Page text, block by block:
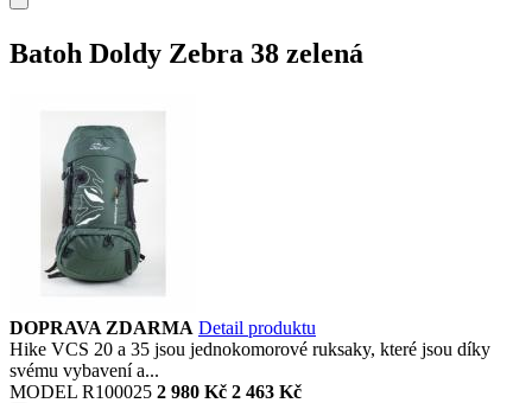
Batoh Doldy Zebra 38 zelená
DOPRAVA ZDARMA Detail produktu
Hike VCS 20 a 35 jsou jednokomorové ruksaky, které jsou díky
svému vybavení a...
MODEL R100025 2 980 Kč 2 463 Kč